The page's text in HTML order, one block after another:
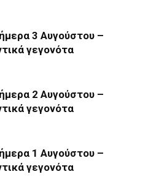
3 Αυγούστου –
γεγονότα
2 Αυγούστου –
γεγονότα
1 Αυγούστου –
γεγονότα